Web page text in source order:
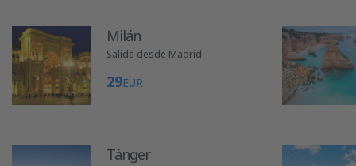
Milán
Salida desde Madrid
29EUR
Tánger